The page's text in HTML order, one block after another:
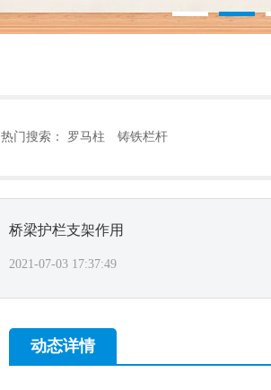
热门搜索： 罗马柱 铸铁栏杆
桥梁护栏支架作用
2021-07-03 17:37:49
动态详情